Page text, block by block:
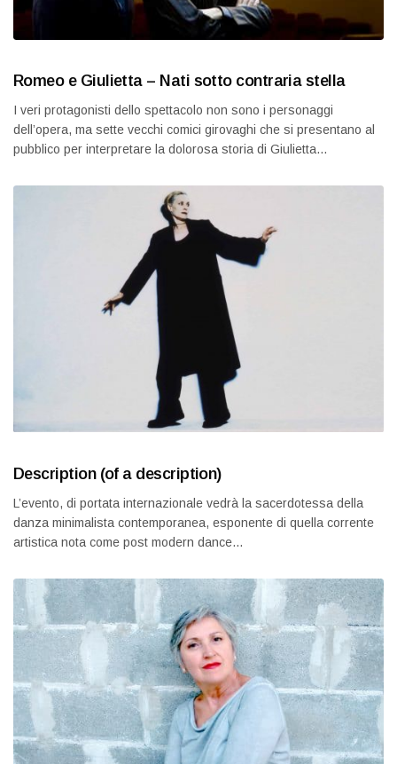
Romeo e Giulietta – Nati sotto contraria stella
I veri protagonisti dello spettacolo non sono i personaggi
dell’opera, ma sette vecchi comici girovaghi che si presentano al
pubblico per interpretare la dolorosa storia di Giulietta…
Description (of a description)
L’evento, di portata internazionale vedrà la sacerdotessa della
danza minimalista contemporanea, esponente di quella corrente
artistica nota come post modern dance…